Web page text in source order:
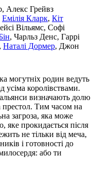
Алекс Грейвз
Емілія Кларк, Кіт
Вільямс, Софі
, Чарльз Денс, Гаррі
Наталі Дормер, Джон
могутніх родин ведуть
усіма королівствами.
альянси визначають долю
престол. Тим часом на
загроза, яка може
яке прокидається після
не тільки від меча,
і готовності до
або ти